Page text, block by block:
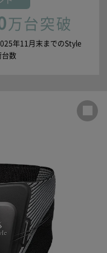
万台突破
年11月末までのStyle
台数